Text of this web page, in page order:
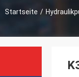
Startseite /